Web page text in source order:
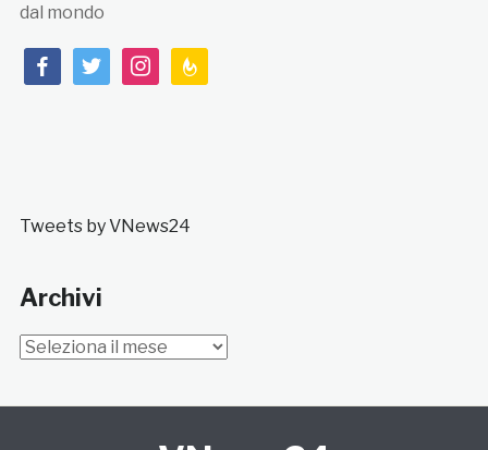
dal mondo
facebooktwitterinstagramfeedburner
Tweets by VNews24
Archivi
Archivi